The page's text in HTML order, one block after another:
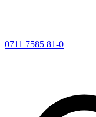
0711 7585 81-0